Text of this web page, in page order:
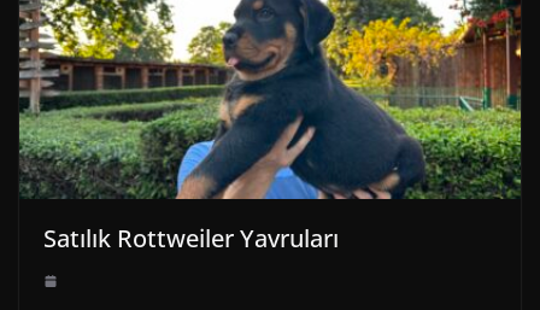
Satılık Rottweiler Yavruları